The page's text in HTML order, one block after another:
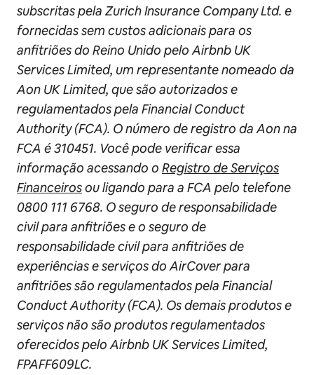
subscritas pela Zurich Insurance Company Ltd. e
fornecidas sem custos adicionais para os
anfitriões do Reino Unido pelo Airbnb UK
Services Limited, um representante nomeado da
Aon UK Limited, que são autorizados e
regulamentados pela Financial Conduct
Authority (FCA). O número de registro da Aon na
FCA é 310451. Você pode verificar essa
informação acessando o Registro de Serviços
Financeirosou ligando para a FCA pelo telefone
0800 111 6768. O seguro de responsabilidade
civil para anfitriões e o seguro de
responsabilidade civil para anfitriões de
experiências e serviços do AirCover para
anfitriões são regulamentados pela Financial
Conduct Authority (FCA). Os demais produtos e
serviços não são produtos regulamentados
oferecidos pelo Airbnb UK Services Limited,
FPAFF609LC.